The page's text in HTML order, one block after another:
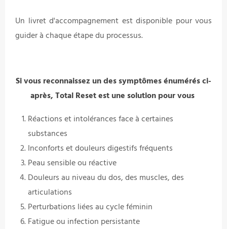
Un livret d'accompagnement est disponible pour vous
guider à chaque étape du processus.
Si vous reconnaissez un des symptômes énumérés ci-
après, Total Reset est une solution pour vous
Réactions et intolérances face à certaines
substances
Inconforts et douleurs digestifs fréquents
Peau sensible ou réactive
Douleurs au niveau du dos, des muscles, des
articulations
Perturbations liées au cycle féminin
Fatigue ou infection persistante